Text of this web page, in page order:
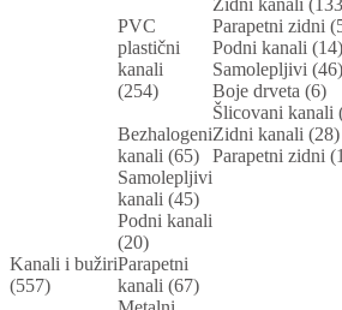
Kanali i bužiri
(557)
PVC
plastični
kanali
(254)
Zidni kanali
Parapetni zidni
Podni kanali (14)
Samolepljivi (46)
Boje drveta (6)
Šlicovani kanali
Bezhalogeni
kanali (65)
Zidni kanali (28)
Parapetni zidni
Samolepljivi
kanali (45)
Podni kanali
(20)
Parapetni
kanali (67)